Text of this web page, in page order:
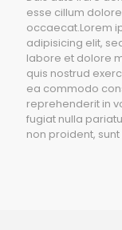
esse cillum
occaecat.Lorem
adipisicing elit,
labore et dolore
quis nostrud
ea commodo
reprehenderit in
fugiat nulla
non proident,